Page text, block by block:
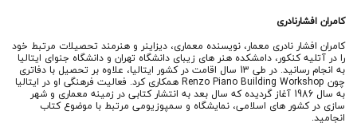
کامران افشارنادری
کامران افشار نادری معمار، نویسنده معماری، دیزاینر و هنرمند تحصیلات مرتبط خود
را در آتلیه کنکور، دامشکده هنر های زیبای دانشگاه تهران و دانشگاه جنوای ایتالیا
به انجام رسانید. در طی 13 سال اقامت در کشور ایتالیا، علاوه بر تحصیل با دفاتری
چون Renzo Piano Building Workshop همکاری کرد. فعالیت فرهنگی او در ایتالیا
به سال 1986 آغاز گردیده که سال بعد به انتشار کتابی در زمینه معماری و شهر
سازی در کشور های اسلامی، نمایشگاه و سمپوزیومی مرتبط با موضوع کتاب
انجامید.